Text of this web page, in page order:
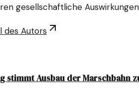
gesellschaftliche
des Autors
stimmt Ausbau der Marschbahn